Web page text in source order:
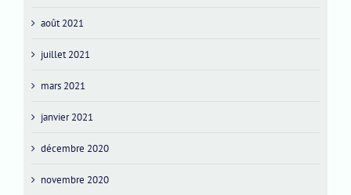
août 2021
juillet 2021
mars 2021
janvier 2021
décembre 2020
novembre 2020